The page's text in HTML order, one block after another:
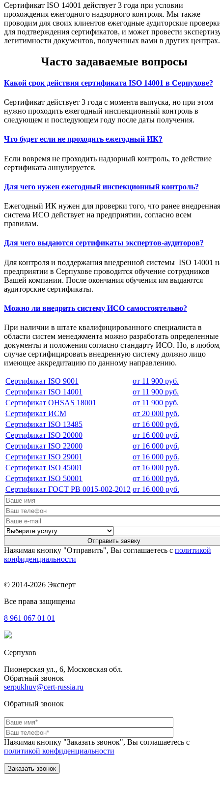
Сертификат ISO 14001 действует 3 года при условии
прохождения ежегодного надзорного контроля. Мы также
проводим для своих клиентов ежегодные аудиторские
для подтверждения сертификатов, и может провести
легитимности документов, полученных вами в других центрах.
Часто задаваемые вопросы
Какой срок действия сертификата ISO 14001 в Серпухове?
Сертификат действует 3 года с момента выпуска, но при этом
нужно проходить ежегодный инспекционный контроль в
следующем и последующем году после даты получения.
Что будет если не проходить ежегодный ИК?
Если вовремя не проходить надзорный контроль, то действие
сертификата аннулируется.
Для чего нужен ежегодный инспекционный контроль?
Ежегодный ИК нужен для проверки того, что ранее внедренная
система ИСО действует на предприятии, согласно всем
правилам.
Для чего выдаются сертификаты экспертов-аудиторов?
Для контроля и поддержания внедренной системы ISO 14001
предприятии в Серпухове проводится обучение сотрудников
Вашей компании. После окончания обучения им выдаются
аудиторские сертификаты.
Можно ли внедрить систему ИСО самостоятельно?
При наличии в штате квалифицированного специалиста в
области систем менеджмента можно разработать определенные
документы и положения согласно стандарту ИСО. Но, в
случае сертифицировать внедренную систему должно лицо
имеющее аккредитацию по данному направлению.
Сертификат ISO 9001
от 11 900 руб.
Сертификат ISO 14001
от 11 900 руб.
Сертификат OHSAS 18001
от 11 900 руб.
Сертификат ИСМ
от 20 000 руб.
Сертификат ISO 13485
от 16 000 руб.
Сертификат ISO 20000
от 16 000 руб.
Сертификат ISO 22000
от 16 000 руб.
Сертификат ISO 29001
от 16 000 руб.
Сертификат ISO 45001
от 16 000 руб.
Сертификат ISO 50001
от 16 000 руб.
Сертификат ГОСТ РВ 0015-002-2012 от 16 000 руб.
Нажимая кнопку "Отправить", Вы соглашаетесь с политикой
конфиденциальности
© 2014-2026 Эксперт
Все права защищены
8 961 067 01 01
Серпухов
Пионерская ул., 6, Московская обл.
Обратный звонок
serpukhuv@cert-russia.ru
Обратный звонок
Нажимая кнопку "Заказать звонок", Вы соглашаетесь с
политикой конфиденциальности